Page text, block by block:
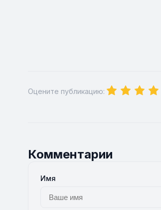
Оцените публикацию:
Комментарии
Имя